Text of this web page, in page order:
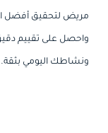
مريض لتحقيق أفضل
واحصل على تقييم
ونشاطك اليومي بثقة.